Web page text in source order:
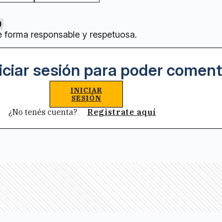
responsable y respetuosa.
sesión para poder
INICIAR
SESIÓN
¿No tenés cuenta? Registrate aquí